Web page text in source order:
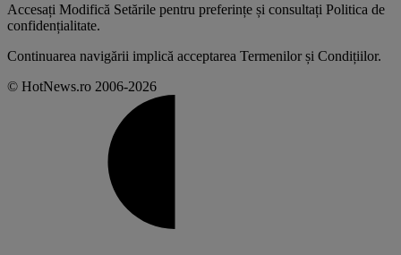
Accesați Modifică Setările pentru preferințe și consultați Politica de
confidențialitate.
Continuarea navigării implică acceptarea Termenilor și Condițiilor.
© HotNews.ro 2006-2026